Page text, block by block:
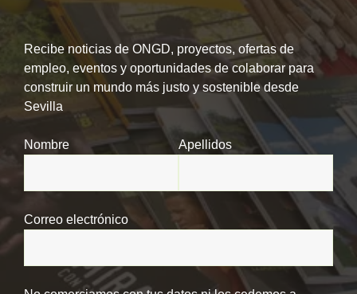
Recibe noticias de ONGD, proyectos, ofertas de
empleo, eventos y oportunidades de colaborar para
construir un mundo más justo y sostenible desde
Sevilla
Nombre Apellidos
Correo electrónico